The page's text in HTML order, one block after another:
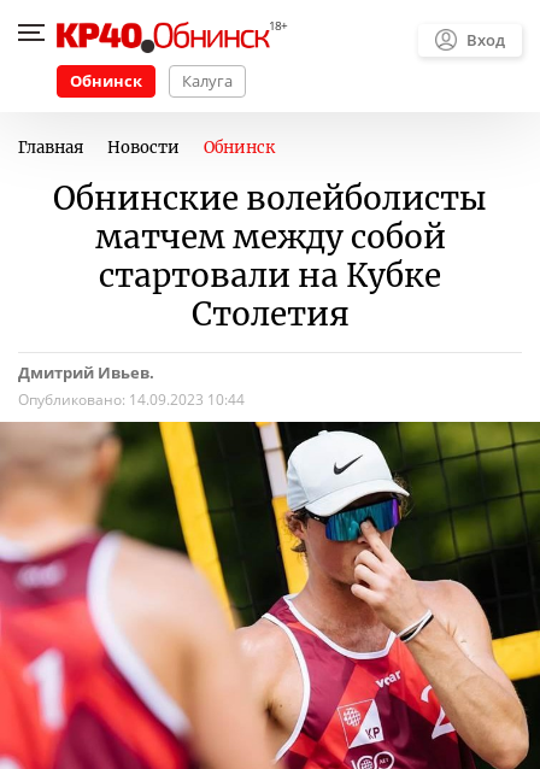
Обнинск Калуга
Вход
Главная Новости Обнинск
Обнинские волейболисты
матчем между собой
стартовали на Кубке
Столетия
Дмитрий Ивьев.
Опубликовано: 14.09.2023 10:44